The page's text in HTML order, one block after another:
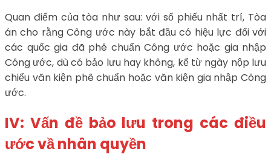
Quan điểm của tòa như sau: với số phiếu nhất trí, Tòa
án cho rằng Công ước này bắt đầu có hiệu lực đối với
các quốc gia đã phê chuẩn Công ước hoặc gia nhập
Công ước, dù có bảo lưu hay không, kể từ ngày nộp lưu
chiểu văn kiện phê chuẩn hoặc văn kiện gia nhập Công
ước.
IV: Vấn đề bảo lưu trong các điều
ước vầ nhân quyền